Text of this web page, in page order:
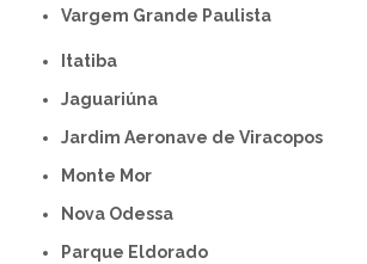
Vargem Grande Paulista
Itatiba
Jaguariúna
Jardim Aeronave de Viracopos
Monte Mor
Nova Odessa
Parque Eldorado